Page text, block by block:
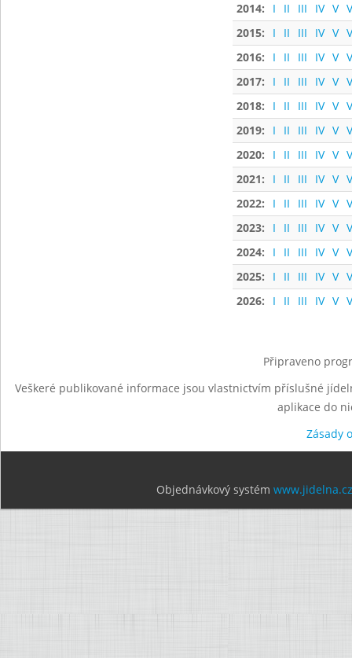
2014:
I II III IV V
2015:
I II III IV V
2016:
I II III IV V
2017:
I II III IV V
2018:
I II III IV V
2019:
I II III IV V
2020:
I II III IV V
2021:
I II III IV V
2022:
I II III IV V
2023:
I II III IV V
2024:
I II III IV V
2025:
I II III IV V
2026:
I II III IV V
Připraveno
Veškeré publikované informace jsou vlastnictvím příslušné
aplikace do
Zásady
Objednávkový systém www.jidelna.cz